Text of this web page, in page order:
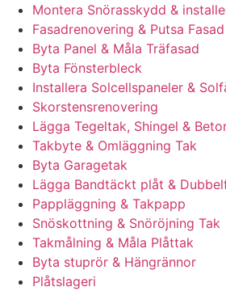
Montera Snörasskydd &
Fasadrenovering & Putsa Fasad
Byta Panel & Måla Träfasad
Byta Fönsterbleck
Installera Solcellspaneler &
Skorstensrenovering
Lägga Tegeltak, Shingel &
Takbyte & Omläggning Tak
Byta Garagetak
Lägga Bandtäckt plåt &
Pappläggning & Takpapp
Snöskottning & Snöröjning Tak
Takmålning & Måla Plåttak
Byta stuprör & Hängrännor
Plåtslageri